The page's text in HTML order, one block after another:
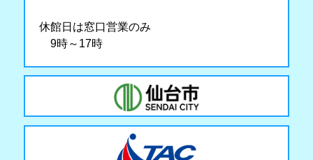
休館日は窓口営業のみ
9時～17時